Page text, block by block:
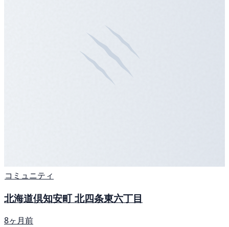
コミュニティ
北海道倶知安町 北四条東六丁目
8ヶ月前